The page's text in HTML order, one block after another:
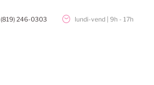
(819) 246-0303 lundi-vend | 9h - 17h